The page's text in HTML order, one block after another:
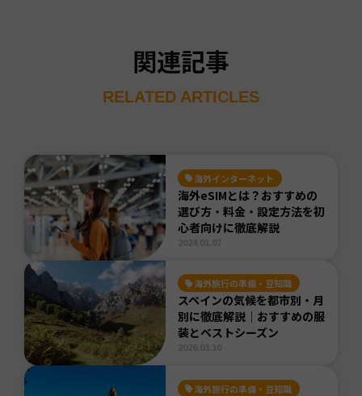
関連記事
RELATED ARTICLES
海外インターネット
海外eSIMとは？おすすめの
選び方・料金・設定方法を初
心者向けに徹底解説
海外旅行の準備・豆知識
スペインの気候を都市別・月
別に徹底解説｜おすすめの服
装とベストシーズン
海外旅行の準備・豆知識